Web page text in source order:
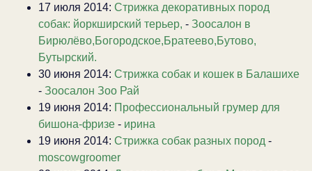
17 июля 2014: Стрижка декоративных пород
собак: йоркширский терьер, - Зоосалон в
Бирюлёво,Богородское,Братеево,Бутово,
Бутырский.
30 июня 2014: Стрижка собак и кошек в Балашихе
- Зоосалон Зоо Рай
19 июня 2014: Профессиональный грумер для
бишона-фризе - ирина
19 июня 2014: Стрижка собак разных пород -
moscowgroomer